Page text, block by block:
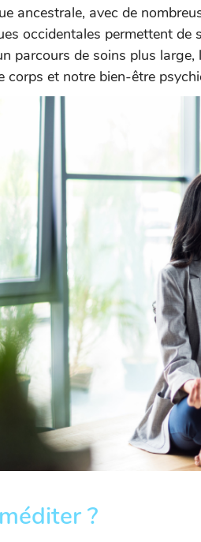
ancestrale, avec de
occidentales permettent de
parcours de soins plus
corps et notre bien-être
?